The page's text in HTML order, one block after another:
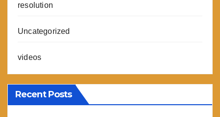
resolution
Uncategorized
videos
Recent Posts